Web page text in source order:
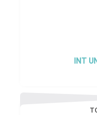
INT